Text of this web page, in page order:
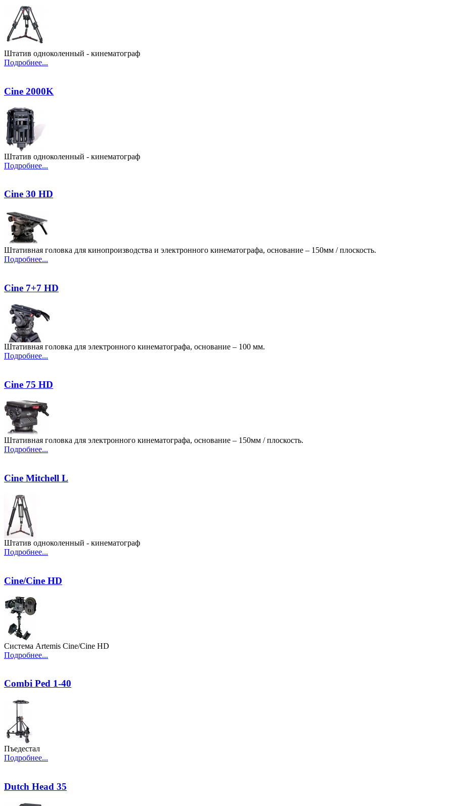
Штатив одноколенный - кинематограф
Подробнее...
Cine 2000K
Штатив одноколенный - кинематограф
Подробнее...
Cine 30 HD
Штативная головка для кинопроизводства и электронного кинематографа, основание – 150мм / плоскость.
Подробнее...
Cine 7+7 HD
Штативная головка для электронного кинематографа, основание – 100 мм.
Подробнее...
Cine 75 HD
Штативная головка для электронного кинематографа, основание – 150мм / плоскость.
Подробнее...
Cine Mitchell L
Штатив одноколенный - кинематограф
Подробнее...
Cine/Cine HD
Система Artemis Cine/Cine HD
Подробнее...
Combi Ped 1-40
Пъедестал
Подробнее...
Dutch Head 35